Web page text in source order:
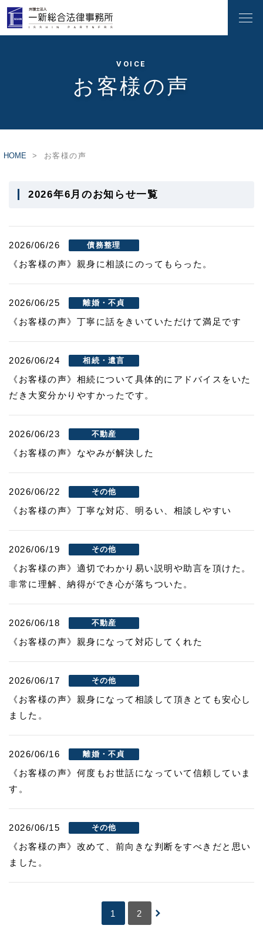
VOICE
お客様の声
HOME お客様の声
2026年6月のお知らせ一覧
2026/06/26 債務整理
《お客様の声》親身に相談にのってもらった。
2026/06/25 離婚・不貞
《お客様の声》丁寧に話をきいていただけて満足です
2026/06/24 相続・遺言
《お客様の声》相続について具体的にアドバイスをいた
だき大変分かりやすかったです。
2026/06/23 不動産
《お客様の声》なやみが解決した
2026/06/22 その他
《お客様の声》丁寧な対応、明るい、相談しやすい
2026/06/19 その他
《お客様の声》適切でわかり易い説明や助言を頂けた。
非常に理解、納得ができ心が落ちついた。
2026/06/18 不動産
《お客様の声》親身になって対応してくれた
2026/06/17 その他
《お客様の声》親身になって相談して頂きとても安心し
ました。
2026/06/16 離婚・不貞
《お客様の声》何度もお世話になっていて信頼していま
す。
2026/06/15 その他
《お客様の声》改めて、前向きな判断をすべきだと思い
ました。
1 2